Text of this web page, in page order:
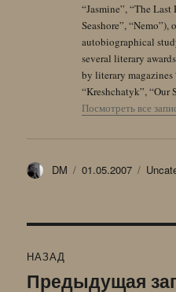
“Jasmine”, “The
Seashore”,
autobiographical
several literary
by literary
“Kreshchatyk”, “Our
Посмотреть все
Автор
DM Опубликовано
01.05.2007
по
НАЗАД
Предыдущая
Предыдущая